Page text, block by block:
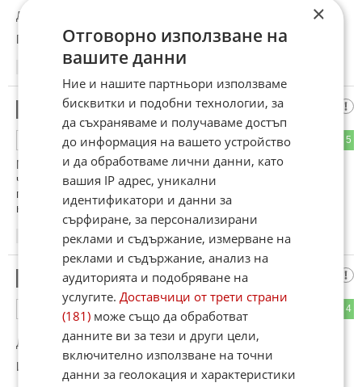
До коментар
Правят си PR ...ушковците селски
16.05.2026
Трябва да ги усмирят
5
ОТГОВОР
Малките хулиганчета са неуправляеми от години! Имам
чувството, че нарочно го правят властимащите, държейки
ги като шпицкоманди. Да видим сега новите, какво ще
направят. Дано намерят решение, добро за обществото.
16.05.2026
До Цвете
4
До коментар #1от "Цвете":
Ингилизите им намериха цаката, ние още се мотаем!
×
Отговорно използване на
вашите данни
Ние и нашите партньори използваме
бисквитки и подобни технологии, за
да съхраняваме и получаваме достъп
до информация на вашето устройство
и да обработваме лични данни, като
вашия IP адрес, уникални
идентификатори и данни за
сърфиране, за персонализирани
реклами и съдържание, измерване на
реклами и съдържание, анализ на
аудиторията и подобряване на
услугите.Доставчици от трети страни
(181) може също да обработват
данните ви за тези и други цели,
включително използване на точни
данни за геолокация и характеристики